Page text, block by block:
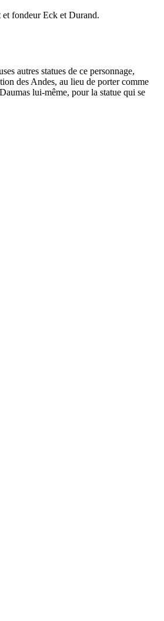
et fondeur Eck et Durand.
autres statues de ce personnage,
des Andes, au lieu de porter comme
lui-même, pour la statue qui se